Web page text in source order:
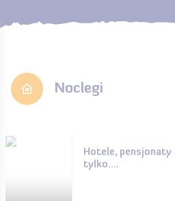
Noclegi
Hotele, pensjonaty
tylko....